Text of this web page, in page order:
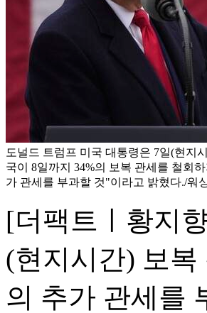
도널드 트럼프 미국 대통령은 7일(현지
국이 8일까지 34%의 보복 관세를 철회
가 관세를 부과할 것"이라고 밝혔다./워
[더팩트ㅣ황지
(현지시간) 보복
의 추가 관세를